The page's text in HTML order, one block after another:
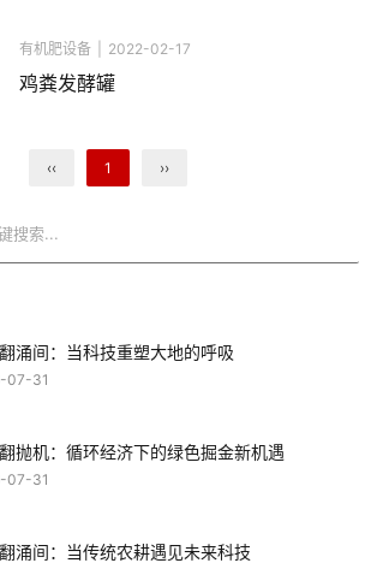
有机肥设备 2022-02-17
鸡粪发酵罐
‹‹ 1 ››
涌间：当科技重塑大地的呼吸
07-31
抛机：循环经济下的绿色掘金新机遇
07-31
涌间：当传统农耕遇见未来科技